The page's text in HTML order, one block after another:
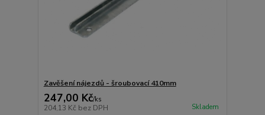
Zavěšení nájezdů - šroubovací 410mm
247,00 Kč/ks
204,13 Kč bez DPH Skladem